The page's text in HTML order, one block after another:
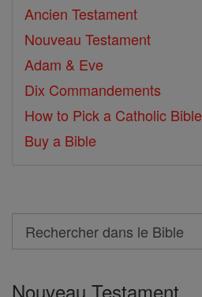
Ancien Testament
Nouveau Testament
Adam & Eve
Dix Commandements
How to Pick a Catholic Bible
Buy a Bible
Search
Rechercher
Nouveau Testament